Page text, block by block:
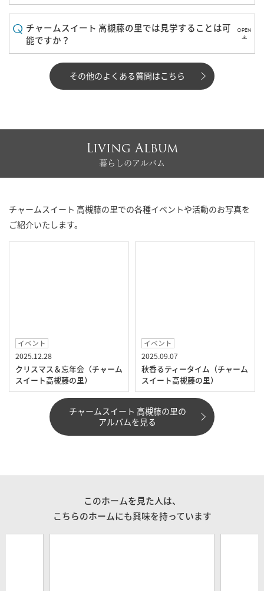
チャームスイート 高槻藤の里では見学することは可
能ですか？
OPEN
その他のよくある質問はこちら
Living Album
暮らしのアルバム
チャームスイート 高槻藤の里での各種イベントや活動のお写真を
ご紹介いたします。
イベント
2025.12.28
クリスマス＆忘年会（チャーム
スイート高槻藤の里）
イベント
2025.09.07
秋香るティータイム（チャーム
スイート高槻藤の里）
チャームスイート 高槻藤の里の
アルバムを見る
このホームを見た人は、
こちらのホームにも興味を持っています